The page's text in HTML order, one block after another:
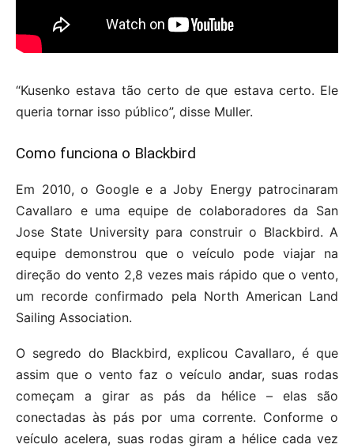
“Kusenko estava tão certo de que estava certo. Ele
queria tornar isso público”, disse Muller.
Como funciona o Blackbird
Em 2010, o Google e a Joby Energy patrocinaram
Cavallaro e uma equipe de colaboradores da San
Jose State University para construir o Blackbird. A
equipe demonstrou que o veículo pode viajar na
direção do vento 2,8 vezes mais rápido que o vento,
um recorde confirmado pela North American Land
Sailing Association.
O segredo do Blackbird, explicou Cavallaro, é que
assim que o vento faz o veículo andar, suas rodas
começam a girar as pás da hélice – elas são
conectadas às pás por uma corrente. Conforme o
veículo acelera, suas rodas giram a hélice cada vez